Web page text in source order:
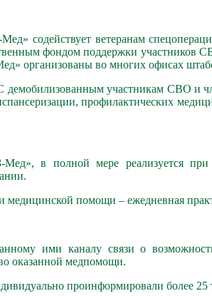
содействует ветеранам
фондом поддержки
организованы во многих офисах
участникам СВО и
профилактических
в полной мере реализуется
помощи – ежедневная
ими каналу связи о
оказанной медпомощи.
проинформировали более 25